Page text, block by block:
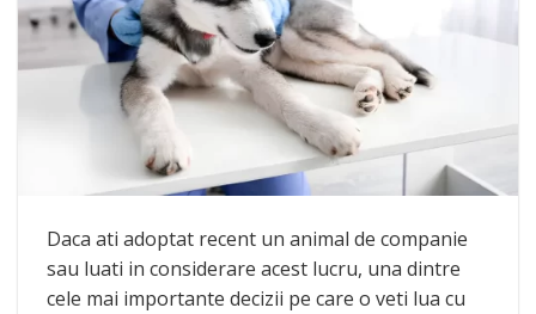
Daca ati adoptat recent un animal de companie
sau luati in considerare acest lucru, una dintre
cele mai importante decizii pe care o veti lua cu